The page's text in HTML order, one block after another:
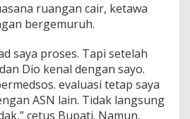
ruangan cair, ketawa
bergemuruh.
saya proses. Tapi setelah
Dio kenal dengan sayo.
evaluasi tetap saya
ASN lain. Tidak langsung
cetus Bupati. Namun,